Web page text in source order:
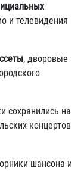
и телевидения
, дворовые
сохранились на
концертов
шансона и